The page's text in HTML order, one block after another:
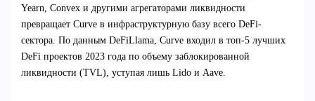
Yearn, Convex и другими агрегаторами ликвидности
превращает Curve в инфраструктурную базу всего DeFi-
сектора. По данным DeFiLlama, Curve входил в топ-5 лучших
DeFi проектов 2023 года по объему заблокированной
ликвидности (TVL), уступая лишь Lido и Aave.